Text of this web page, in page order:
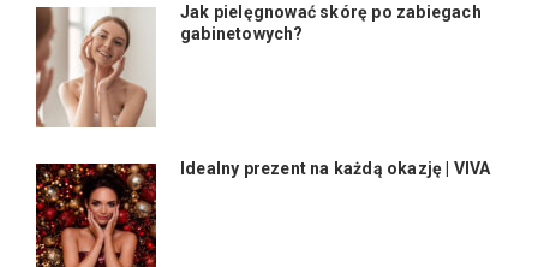
Jak pielęgnować skórę po zabiegach
gabinetowych?
Idealny prezent na każdą okazję | VIVA